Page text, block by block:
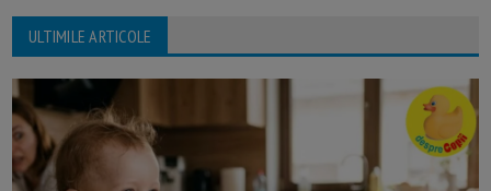
ULTIMILE ARTICOLE